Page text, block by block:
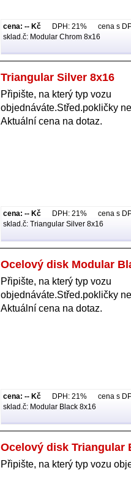
cena: -- Kč DPH: 21% cena s
sklad.č: Modular Chrom 8x16
Triangular Silver 8x16
Připište, na který typ vozu
objednáváte.Střed.pokličky
Aktuální cena na dotaz.
cena: -- Kč DPH: 21% cena s
sklad.č: Triangular Silver 8x16
Ocelový disk Modular
Připište, na který typ vozu
objednáváte.Střed.pokličky
Aktuální cena na dotaz.
cena: -- Kč DPH: 21% cena s
sklad.č: Modular Black 8x16
Ocelový disk Triangular
Připište, na který typ vozu